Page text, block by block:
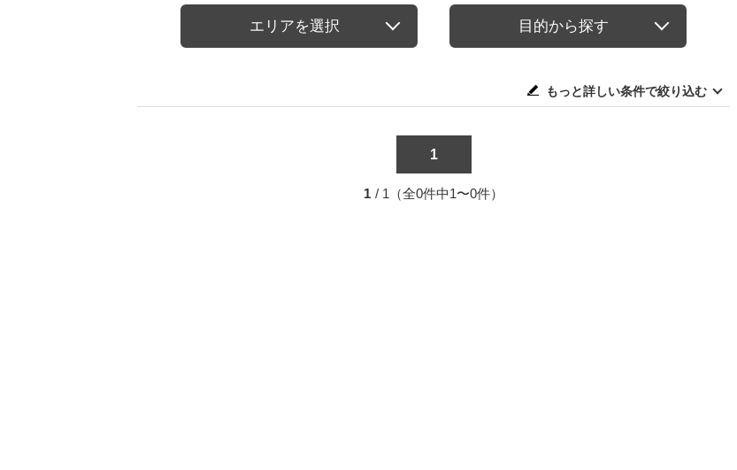
エリアを選択 目的から探す
もっと詳しい条件で絞り込む
1
1 / 1（全0件中1〜0件）